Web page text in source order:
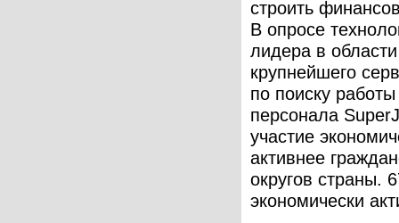
строить
В опросе
лидера в
крупнейшего
по поиску
персонала
участие
активнее
округов страны.
экономически